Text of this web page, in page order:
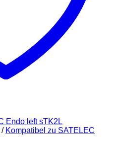
/ Kompatibel zu SATELEC